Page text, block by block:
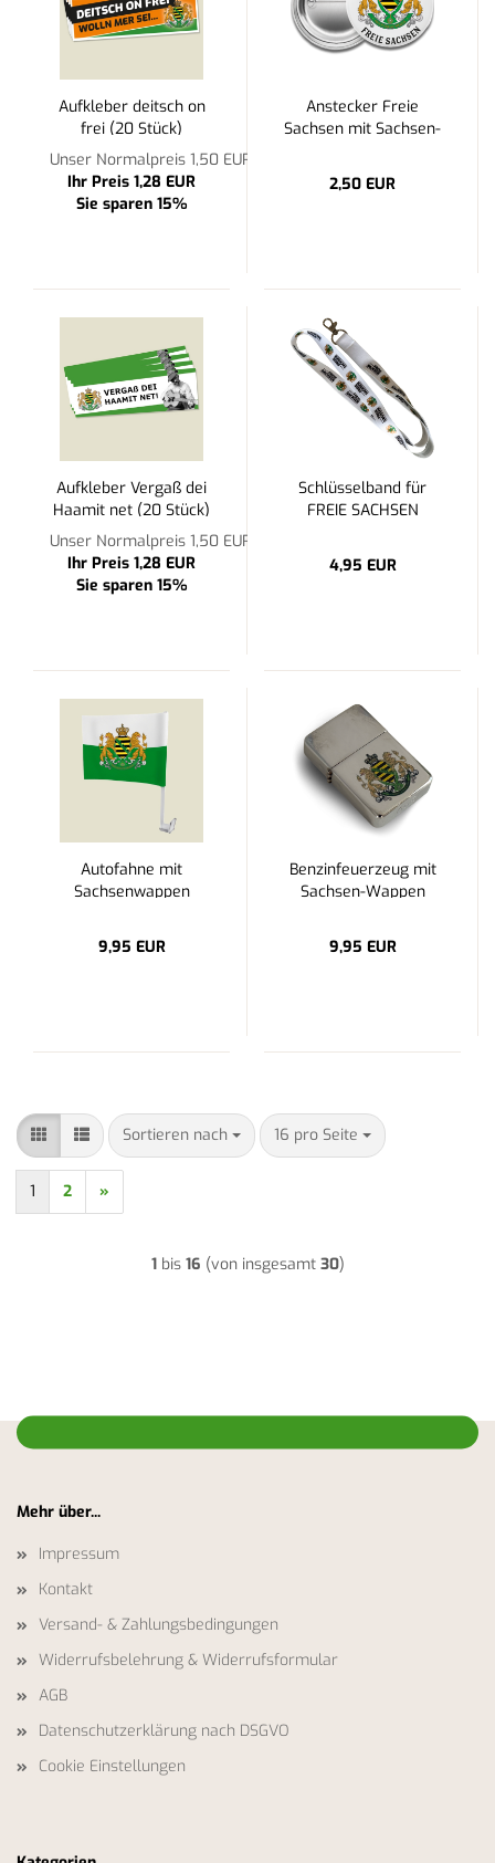
Aufkleber deitsch on
frei (20 Stück)
Unser Normalpreis 1,50 EUR
Ihr Preis 1,28 EUR
Sie sparen 15%
Anstecker Freie
Sachsen mit Sachsen-
2,50 EUR
Aufkleber Vergaß dei
Haamit net (20 Stück)
Unser Normalpreis 1,50 EUR
Ihr Preis 1,28 EUR
Sie sparen 15%
Schlüsselband für
FREIE SACHSEN
4,95 EUR
Autofahne mit
Sachsenwappen
9,95 EUR
Benzinfeuerzeug mit
Sachsen-Wappen
9,95 EUR
Sortieren nach
Sortieren nach 16 pro Seite
pro Seite
1 2 »
1bis 16 (von insgesamt 30)
Mehr über...
Impressum
Kontakt
Versand- & Zahlungsbedingungen
Widerrufsbelehrung & Widerrufsformular
AGB
Datenschutzerklärung nach DSGVO
Cookie Einstellungen